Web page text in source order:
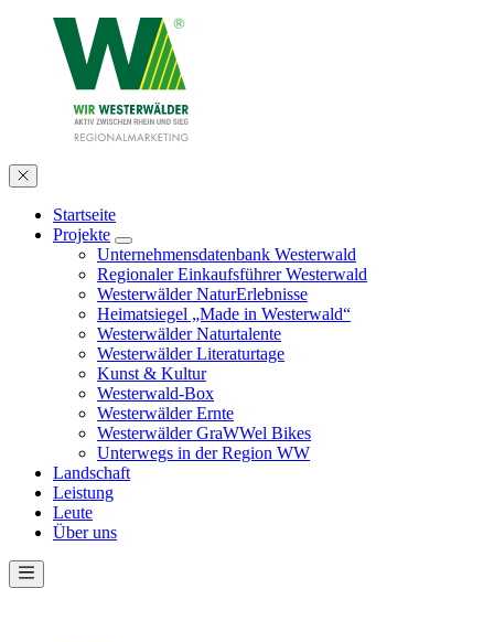
Startseite
Projekte
Unternehmensdatenbank Westerwald
Regionaler Einkaufsführer Westerwald
Westerwälder NaturErlebnisse
Heimatsiegel „Made in Westerwald“
Westerwälder Naturtalente
Westerwälder Literaturtage
Kunst & Kultur
Westerwald-Box
Westerwälder Ernte
Westerwälder GraWWel Bikes
Unterwegs in der Region WW
Landschaft
Leistung
Leute
Über uns